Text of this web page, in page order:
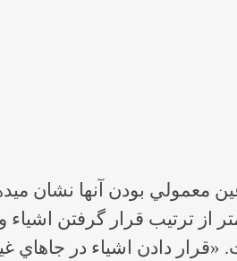
دادن اشياء در جاهاي